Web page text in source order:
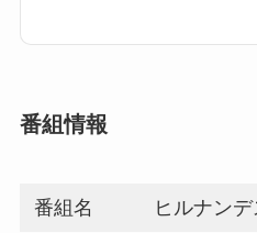
番組情報
番組名 ヒルナンデ